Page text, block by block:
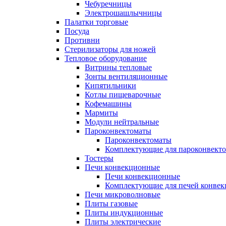
Чебуречницы
Электрошашлычницы
Палатки торговые
Посуда
Противни
Стерилизаторы для ножей
Тепловое оборудование
Витрины тепловые
Зонты вентиляционные
Кипятильники
Котлы пищеварочные
Кофемашины
Мармиты
Модули нейтральные
Пароконвектоматы
Пароконвектоматы
Комплектующие для
Тостеры
Печи конвекционные
Печи конвекционные
Комплектующие для печей
Печи микроволновые
Плиты газовые
Плиты индукционные
Плиты электрические